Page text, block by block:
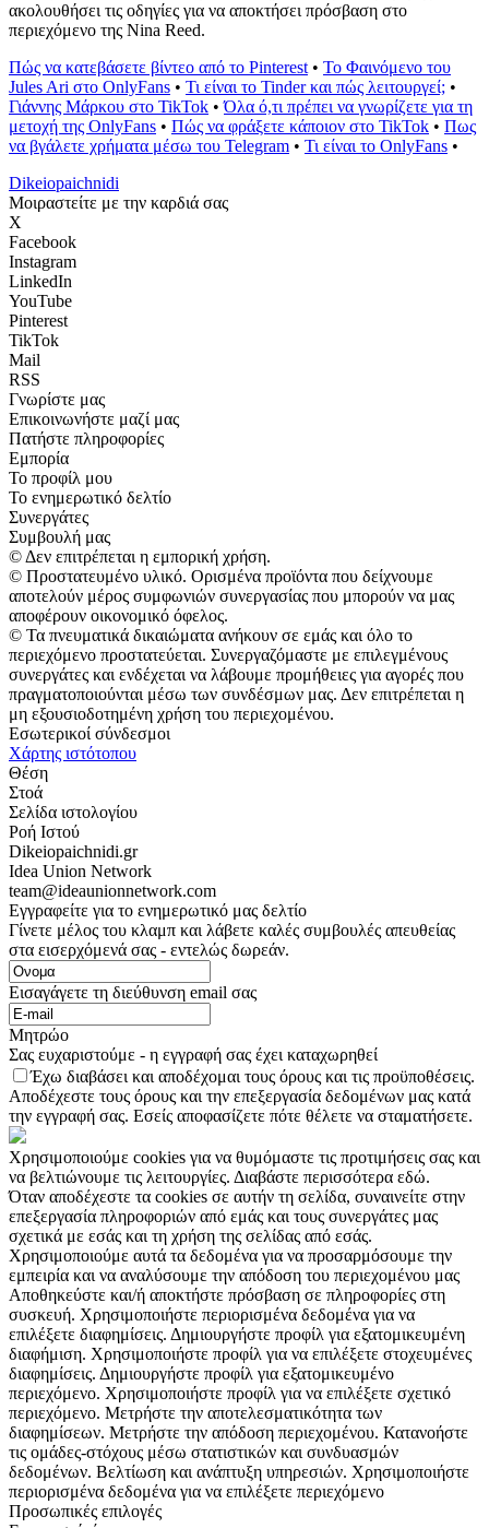
ακολουθήσει τις οδηγίες για να αποκτήσει πρόσβαση στο
περιεχόμενο της Nina Reed.
Πώς να κατεβάσετε βίντεο από το Pinterest • Το Φαινόμενο του
Jules Ari στο OnlyFans • Τι είναι το Tinder και πώς λειτουργεί; •
Γιάννης Μάρκου στο TikTok •Όλα ό,τι πρέπει να γνωρίζετε για τη
μετοχή της OnlyFans • Πώς να φράξετε κάποιον στο TikTok • Πως
να βγάλετε χρήματα μέσω του Telegram • Τι είναι το OnlyFans •
Dikeiopaichnidi
Μοιραστείτε με την καρδιά σας
X
Facebook
Instagram
LinkedIn
YouTube
Pinterest
TikTok
Mail
RSS
Γνωρίστε μας
Επικοινωνήστε μαζί μας
Πατήστε πληροφορίες
Εμπορία
Το προφίλ μου
Το ενημερωτικό δελτίο
Συνεργάτες
Συμβουλή μας
© Δεν επιτρέπεται η εμπορική χρήση.
© Προστατευμένο υλικό. Ορισμένα προϊόντα που δείχνουμε
αποτελούν μέρος συμφωνιών συνεργασίας που μπορούν να μας
αποφέρουν οικονομικό όφελος.
© Τα πνευματικά δικαιώματα ανήκουν σε εμάς και όλο το
περιεχόμενο προστατεύεται. Συνεργαζόμαστε με επιλεγμένους
συνεργάτες και ενδέχεται να λάβουμε προμήθειες για αγορές που
πραγματοποιούνται μέσω των συνδέσμων μας. Δεν επιτρέπεται η
μη εξουσιοδοτημένη χρήση του περιεχομένου.
Εσωτερικοί σύνδεσμοι
Χάρτης ιστότοπου
Θέση
Στοά
Σελίδα ιστολογίου
Ροή Ιστού
Dikeiopaichnidi.gr
Idea Union Network
team@ideaunionnetwork.com
Εγγραφείτε για το ενημερωτικό μας δελτίο
Γίνετε μέλος του κλαμπ και λάβετε καλές συμβουλές απευθείας
στα εισερχόμενά σας - εντελώς δωρεάν.
Εισαγάγετε τη διεύθυνση email σας
Μητρώο
Σας ευχαριστούμε - η εγγραφή σας έχει καταχωρηθεί
Έχω διαβάσει και αποδέχομαι τους όρους και τις προϋποθέσεις.
Αποδέχεστε τους όρους και την επεξεργασία δεδομένων μας κατά
την εγγραφή σας. Εσείς αποφασίζετε πότε θέλετε να σταματήσετε.
Χρησιμοποιούμε cookies για να θυμόμαστε τις προτιμήσεις σας και
να βελτιώνουμε τις λειτουργίες. Διαβάστε περισσότερα εδώ.
Όταν αποδέχεστε τα cookies σε αυτήν τη σελίδα, συναινείτε στην
επεξεργασία πληροφοριών από εμάς και τους συνεργάτες μας
σχετικά με εσάς και τη χρήση της σελίδας από εσάς.
Χρησιμοποιούμε αυτά τα δεδομένα για να προσαρμόσουμε την
εμπειρία και να αναλύσουμε την απόδοση του περιεχομένου μας
Αποθηκεύστε και/ή αποκτήστε πρόσβαση σε πληροφορίες στη
συσκευή. Χρησιμοποιήστε περιορισμένα δεδομένα για να
επιλέξετε διαφημίσεις. Δημιουργήστε προφίλ για εξατομικευμένη
διαφήμιση. Χρησιμοποιήστε προφίλ για να επιλέξετε στοχευμένες
διαφημίσεις. Δημιουργήστε προφίλ για εξατομικευμένο
περιεχόμενο. Χρησιμοποιήστε προφίλ για να επιλέξετε σχετικό
περιεχόμενο. Μετρήστε την αποτελεσματικότητα των
διαφημίσεων. Μετρήστε την απόδοση περιεχομένου. Κατανοήστε
τις ομάδες-στόχους μέσω στατιστικών και συνδυασμών
δεδομένων. Βελτίωση και ανάπτυξη υπηρεσιών. Χρησιμοποιήστε
περιορισμένα δεδομένα για να επιλέξετε περιεχόμενο
Προσωπικές επιλογές